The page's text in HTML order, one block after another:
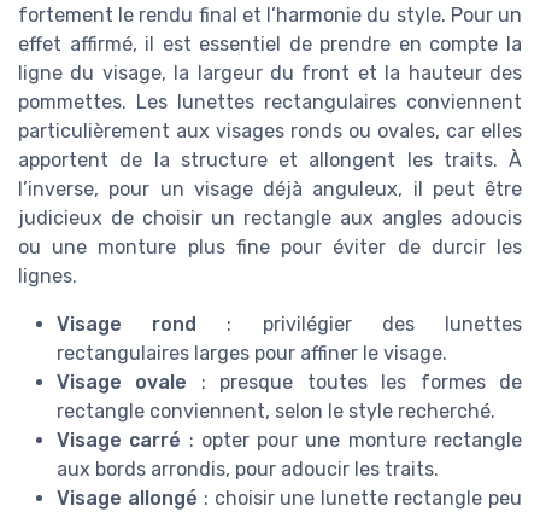
fortement le rendu final et l’harmonie du style. Pour un
effet affirmé, il est essentiel de prendre en compte la
ligne du visage, la largeur du front et la hauteur des
pommettes. Les lunettes rectangulaires conviennent
particulièrement aux visages ronds ou ovales, car elles
apportent de la structure et allongent les traits. À
l’inverse, pour un visage déjà anguleux, il peut être
judicieux de choisir un rectangle aux angles adoucis
ou une monture plus fine pour éviter de durcir les
lignes.
Visage rond
: privilégier des lunettes
rectangulaires larges pour affiner le visage.
Visage ovale : presque toutes les formes de
rectangle conviennent, selon le style recherché.
Visage carré : opter pour une monture rectangle
aux bords arrondis, pour adoucir les traits.
Visage allongé : choisir une lunette rectangle peu